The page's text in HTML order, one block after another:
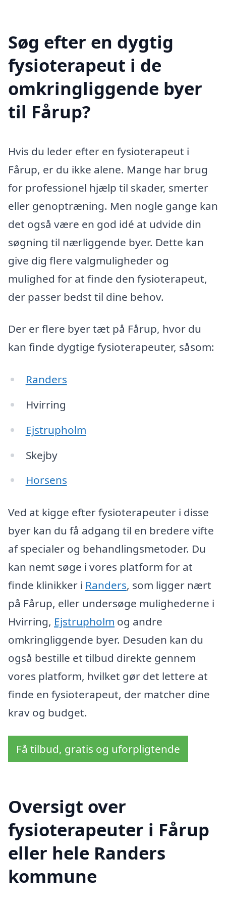
Søg efter en dygtig
fysioterapeut i de
omkringliggende byer
til Fårup?
Hvis du leder efter en fysioterapeut i
Fårup, er du ikke alene. Mange har brug
for professionel hjælp til skader, smerter
eller genoptræning. Men nogle gange kan
det også være en god idé at udvide din
søgning til nærliggende byer. Dette kan
give dig flere valgmuligheder og
mulighed for at finde den fysioterapeut,
der passer bedst til dine behov.
Der er flere byer tæt på Fårup, hvor du
kan finde dygtige fysioterapeuter, såsom:
Randers
Hvirring
Ejstrupholm
Skejby
Horsens
Ved at kigge efter fysioterapeuter i disse
byer kan du få adgang til en bredere vifte
af specialer og behandlingsmetoder. Du
kan nemt søge i vores platform for at
finde klinikker i Randers, som ligger nært
på Fårup, eller undersøge mulighederne i
Hvirring, Ejstrupholm og andre
omkringliggende byer. Desuden kan du
også bestille et tilbud direkte gennem
vores platform, hvilket gør det lettere at
finde en fysioterapeut, der matcher dine
krav og budget.
Få tilbud, gratis og uforpligtende
Oversigt over
fysioterapeuter i Fårup
eller hele Randers
kommune